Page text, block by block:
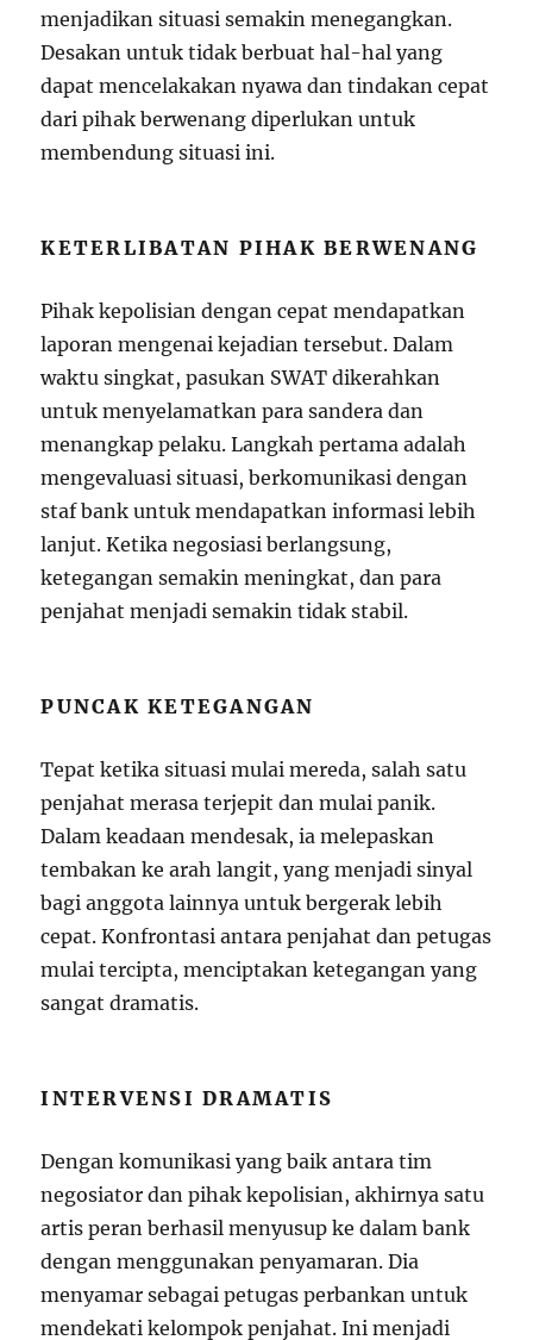
menjadikan situasi semakin menegangkan.
Desakan untuk tidak berbuat hal-hal yang
dapat mencelakakan nyawa dan tindakan cepat
dari pihak berwenang diperlukan untuk
membendung situasi ini.
KETERLIBATAN PIHAK BERWENANG
Pihak kepolisian dengan cepat mendapatkan
laporan mengenai kejadian tersebut. Dalam
waktu singkat, pasukan SWAT dikerahkan
untuk menyelamatkan para sandera dan
menangkap pelaku. Langkah pertama adalah
mengevaluasi situasi, berkomunikasi dengan
staf bank untuk mendapatkan informasi lebih
lanjut. Ketika negosiasi berlangsung,
ketegangan semakin meningkat, dan para
penjahat menjadi semakin tidak stabil.
PUNCAK KETEGANGAN
Tepat ketika situasi mulai mereda, salah satu
penjahat merasa terjepit dan mulai panik.
Dalam keadaan mendesak, ia melepaskan
tembakan ke arah langit, yang menjadi sinyal
bagi anggota lainnya untuk bergerak lebih
cepat. Konfrontasi antara penjahat dan petugas
mulai tercipta, menciptakan ketegangan yang
sangat dramatis.
INTERVENSI DRAMATIS
Dengan komunikasi yang baik antara tim
negosiator dan pihak kepolisian, akhirnya satu
artis peran berhasil menyusup ke dalam bank
dengan menggunakan penyamaran. Dia
menyamar sebagai petugas perbankan untuk
mendekati kelompok penjahat. Ini menjadi